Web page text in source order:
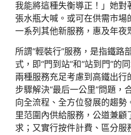
我能將這種失衡導正！」她對
張水瓶大喊。或可在供需市場
一系列其他新服務，惠及年夜
所謂“輕裝行”服務，是指鐵路
式，即“門到站”和“站到門”的
兩種服務充足考慮到高鐵出行
步驟解決“最后一公里”問題，
向全流程、全方位發展的趨
里范圍內供給服務，公道兼顧
求；又實行按件計費、區分